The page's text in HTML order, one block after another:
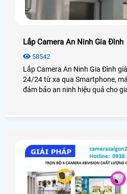
Lắp Camera An Ninh Gia Đình
58542
Lắp Camera An Ninh Gia Đình
24/24 từ xa qua Smartphone,
đảm bảo an ninh hiệu quả cho gia đình. Công